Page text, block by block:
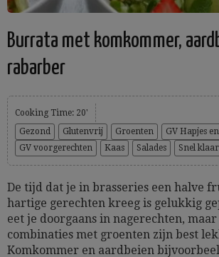
Burrata met komkommer,
rabarber
Cooking Time: 20'
Gezond
Glutenvrij Groenten
GV Hapjes
GV voorgerechten
Kaas Salades Snel klaar
De tijd dat je in brasseries een halve
hartige gerechten kreeg is gelukkig
eet je doorgaans in nagerechten, maar
combinaties met groenten zijn best
Komkommer en aardbeien